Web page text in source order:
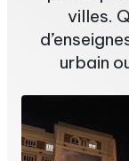
villes.
urbain